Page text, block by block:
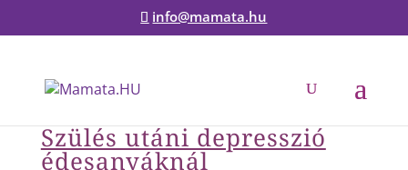
info@mamata.hu
Szülés utáni depresszió
édesanyáknál